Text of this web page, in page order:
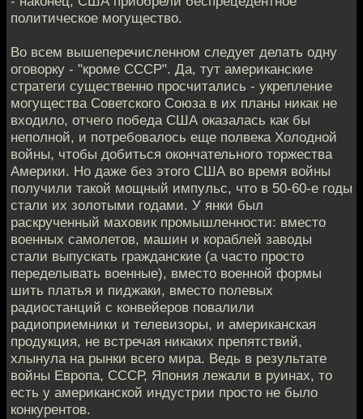
политическое могущество.
Во всем вышеперечисленном следует делать одну
оговорку - "кроме СССР". Да, тут американские
стратеги существенно просчитались - укрепление
могущества Советского Союза в их планы никак не
входило, отчего победа США оказалась как бы
неполной, и потребовалось еще полвека Холодной
войны, чтобы добиться окончательного торжества
Америки. Но даже без этого США во время войны
получили такой мощный импульс, что в 50-60-е годы
стали их золотыми годами. У янки был
раскрученный маховик промышленности: вместо
военных самолетов, машин и кораблей заводы
стали выпускать гражданские (а часто просто
переделывать военные), вместо военной формы
шить платья и пиджаки, вместо полевых
радиостанций с конвейеров повалили
радиоприемники и телевизоры, и американская
продукция, не встречая никаких препятствий,
хлынула на рынки всего мира. Ведь в результате
войны Европа, СССР, Япония лежали в руинах, то
есть у американской индустрии просто не было
конкурентов.